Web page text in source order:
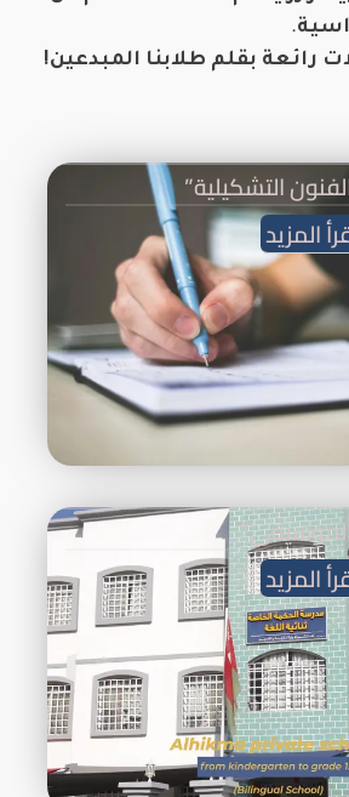
.
رائعة بقلم طلابنا المبدعين!
التشكيلية”
المزيد
المزيد